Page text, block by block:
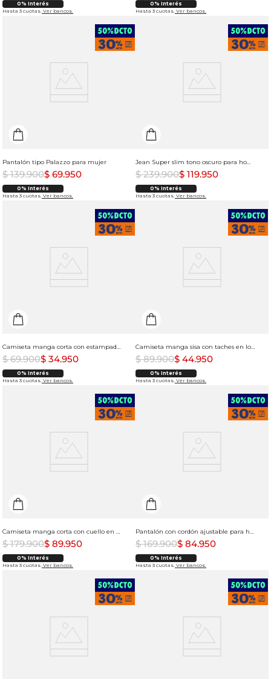
0% Interés
Hasta 3 cuotas. Ver bancos.
0% Interés
Hasta 3 cuotas. Ver bancos.
Pantalón tipo Palazzo para mujer
$ 139.900$ 69.950
0% Interés
Hasta 3 cuotas. Ver bancos.
Jean Super slim tono oscuro para hombre
$ 239.900$ 119.950
0% Interés
Hasta 3 cuotas. Ver bancos.
Camiseta manga corta con estampado para hombre
$ 69.900$ 34.950
0% Interés
Hasta 3 cuotas. Ver bancos.
Camiseta manga sisa con taches en los hombros para mujer
$ 89.900$ 44.950
0% Interés
Hasta 3 cuotas. Ver bancos.
Camiseta manga corta con cuello en V para mujer
$ 179.900$ 89.950
0% Interés
Hasta 3 cuotas. Ver bancos.
Pantalón con cordón ajustable para hombre
$ 169.900$ 84.950
0% Interés
Hasta 3 cuotas. Ver bancos.